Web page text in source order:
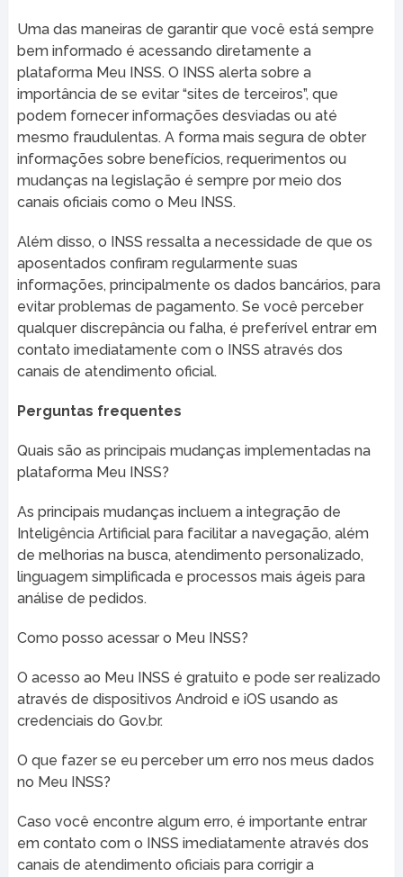
Uma das maneiras de garantir que você está sempre
bem informado é acessando diretamente a
plataforma Meu INSS. O INSS alerta sobre a
importância de se evitar “sites de terceiros”, que
podem fornecer informações desviadas ou até
mesmo fraudulentas. A forma mais segura de obter
informações sobre benefícios, requerimentos ou
mudanças na legislação é sempre por meio dos
canais oficiais como o Meu INSS.
Além disso, o INSS ressalta a necessidade de que os
aposentados confiram regularmente suas
informações, principalmente os dados bancários, para
evitar problemas de pagamento. Se você perceber
qualquer discrepância ou falha, é preferível entrar em
contato imediatamente com o INSS através dos
canais de atendimento oficial.
Perguntas frequentes
Quais são as principais mudanças implementadas na
plataforma Meu INSS?
As principais mudanças incluem a integração de
Inteligência Artificial para facilitar a navegação, além
de melhorias na busca, atendimento personalizado,
linguagem simplificada e processos mais ágeis para
análise de pedidos.
Como posso acessar o Meu INSS?
O acesso ao Meu INSS é gratuito e pode ser realizado
através de dispositivos Android e iOS usando as
credenciais do Gov.br.
O que fazer se eu perceber um erro nos meus dados
no Meu INSS?
Caso você encontre algum erro, é importante entrar
em contato com o INSS imediatamente através dos
canais de atendimento oficiais para corrigir a